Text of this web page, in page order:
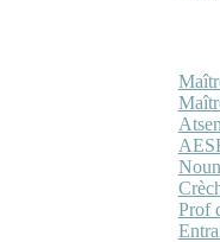
Prof